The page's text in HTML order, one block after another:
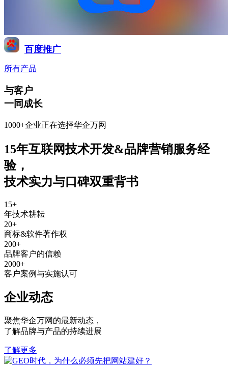
百度推广
所有产品
与客户
一同成长
1000+企业正在选择华企万网
15年互联网技术开发&品牌营销服务经
验，
技术实力与口碑双重背书
15+
年技术耕耘
20+
商标&软件著作权
200+
品牌客户的信赖
2000+
客户案例与实施认可
企业动态
聚焦华企万网的最新动态 ，
了解品牌与产品的持续进展
了解更多